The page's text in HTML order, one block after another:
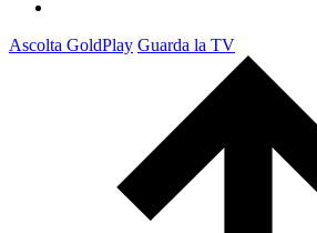
Ascolta GoldPlay Guarda la TV